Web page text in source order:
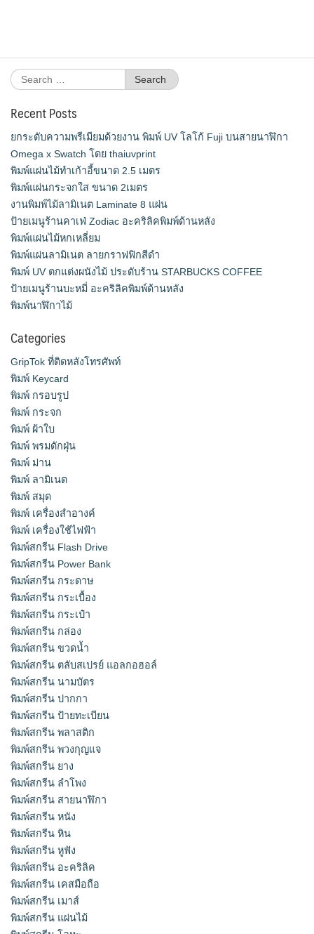
Search
for:
Recent Posts
ยกระดับความพรีเมียมด้วยงาน พิมพ์ UV โลโก้ Fuji บนสายนาฬิกา
Omega x Swatch โดย thaiuvprint
พิมพ์แผ่นไม้ทำเก้าอี้ขนาด 2.5 เมตร
พิมพ์แผ่นกระจกใส ขนาด 2เมตร
งานพิมพ์ไม้ลามิเนต Laminate 8 แผ่น
ป้ายเมนูร้านคาเฟ่ Zodiac อะคริลิคพิมพ์ด้านหลัง
พิมพ์แผ่นไม้หกเหลี่ยม
พิมพ์แผ่นลามิเนต ลายกราฟฟิกสีดำ
พิมพ์ UV ตกแต่งผนังไม้ ประดับร้าน STARBUCKS COFFEE
ป้ายเมนูร้านบะหมี่ อะคริลิคพิมพ์ด้านหลัง
พิมพ์นาฬิกาไม้
Categories
GripTok ที่ติดหลังโทรศัพท์
พิมพ์ Keycard
พิมพ์ กรอบรูป
พิมพ์ กระจก
พิมพ์ ผ้าใบ
พิมพ์ พรมดักฝุ่น
พิมพ์ ม่าน
พิมพ์ ลามิเนต
พิมพ์ สมุด
พิมพ์ เครื่องสําอางค์
พิมพ์ เครื่องใช้ไฟฟ้า
พิมพ์สกรีน Flash Drive
พิมพ์สกรีน Power Bank
พิมพ์สกรีน กระดาษ
พิมพ์สกรีน กระเบื้อง
พิมพ์สกรีน กระเป๋า
พิมพ์สกรีน กล่อง
พิมพ์สกรีน ขวดน้ำ
พิมพ์สกรีน ตลับสเปรย์ แอลกอฮอล์
พิมพ์สกรีน นามบัตร
พิมพ์สกรีน ปากกา
พิมพ์สกรีน ป้ายทะเบียน
พิมพ์สกรีน พลาสติก
พิมพ์สกรีน พวงกุญแจ
พิมพ์สกรีน ยาง
พิมพ์สกรีน ลำโพง
พิมพ์สกรีน สายนาฬิกา
พิมพ์สกรีน หนัง
พิมพ์สกรีน หิน
พิมพ์สกรีน หูฟัง
พิมพ์สกรีน อะคริลิค
พิมพ์สกรีน เคสมือถือ
พิมพ์สกรีน เมาส์
พิมพ์สกรีน แผ่นไม้